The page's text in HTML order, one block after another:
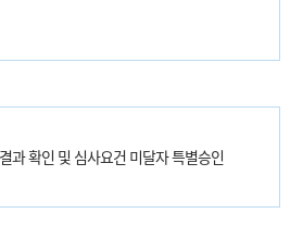
과 확인 및 심사요건 미달자 특별승인